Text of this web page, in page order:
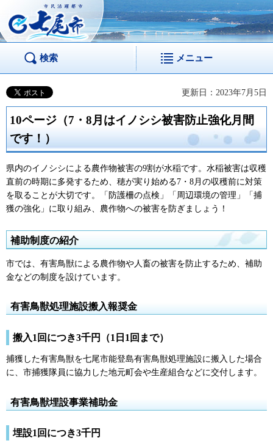
市民活躍都市 七尾
市
検索 メニュー
更新日：2023年7月5日
10ページ（7・8月はイノシシ被害防止強化月間
です！）
県内のイノシシによる農作物被害の9割が水稲です。水稲被害は収穫
直前の時期に多発するため、穂が実り始める7・8月の収穫前に対策
を取ることが大切です。「防護柵の点検」「周辺環境の管理」「捕
獲の強化」に取り組み、農作物への被害を防ぎましょう！
補助制度の紹介
市では、有害鳥獣による農作物や人畜の被害を防止するため、補助
金などの制度を設けています。
有害鳥獣処理施設搬入報奨金
搬入1回につき3千円（1日1回まで）
捕獲した有害鳥獣を七尾市能登島有害鳥獣処理施設に搬入した場合
に、市捕獲隊員に協力した地元町会や生産組合などに交付します。
有害鳥獣埋設事業補助金
埋設1回につき3千円